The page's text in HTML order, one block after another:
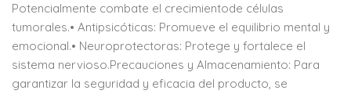
Potencialmente combate el crecimientode células
tumorales.• Antipsicóticas: Promueve el equilibrio mental y
emocional.• Neuroprotectoras: Protege y fortalece el
sistema nervioso.Precauciones y Almacenamiento: Para
garantizar la seguridad y eficacia del producto, se